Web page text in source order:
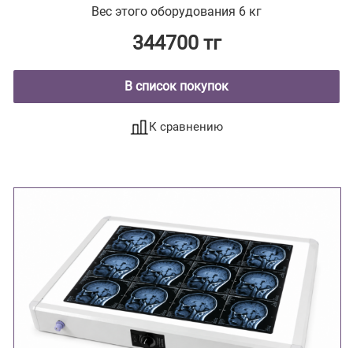
Вес этого оборудования 6 кг
344700 тг
В список покупок
К сравнению